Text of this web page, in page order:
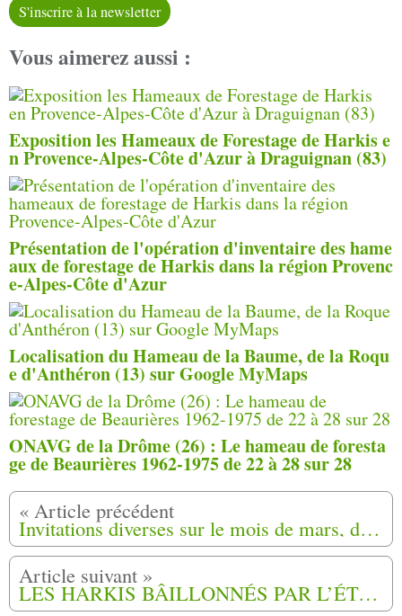
S'inscrire à la newsletter
Vous aimerez aussi :
Exposition les Hameaux de Forestage de Harkis e
n Provence-Alpes-Côte d'Azur à Draguignan (83)
Présentation de l'opération d'inventaire des hame
aux de forestage de Harkis dans la région Provenc
e-Alpes-Côte d'Azur
Localisation du Hameau de la Baume, de la Roqu
e d'Anthéron (13) sur Google MyMaps
ONAVG de la Drôme (26) : Le hameau de foresta
ge de Beaurières 1962-1975 de 22 à 28 sur 28
Invitations diverses sur le mois de mars, de Harkis Dordogne
LES HARKIS BÂILLONNÉS PAR L’ÉTAT ? NOUVELLE COLÈRE DES ANCIENS HARKIS.